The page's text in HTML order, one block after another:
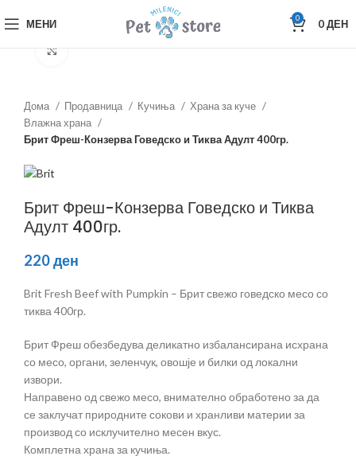
МЕНИ 0 0ДЕН
Дома Продавница Кучиња
Храна за куче
Влажна храна
Брит Фреш-Конзерва Говедско и Тиква Адулт 400гр.
Брит Фреш-Конзерва Говедско и Тиква
Адулт 400гр.
220ден
Brit Fresh Beef with Pumpkin – Брит свежо говедско месо со
тиква 400гр.
Брит Фреш обезбедува деликатно избалансирана исхрана
со месо, органи, зеленчук, овошје и билки од локални
извори.
Направено од свежо месо, внимателно обработено за да
се заклучат природните сокови и хранливи материи за
производ со исклучително месен вкус.
Комплетна храна за кучиња.